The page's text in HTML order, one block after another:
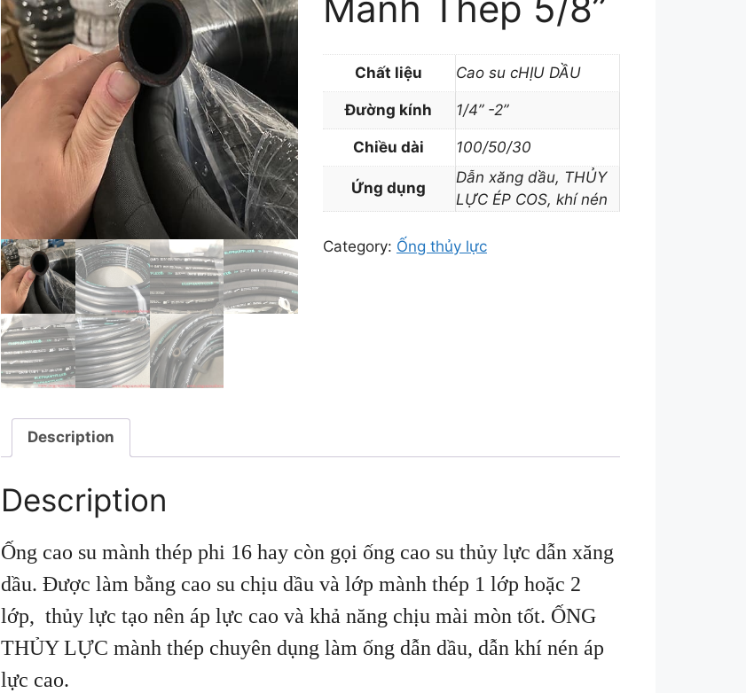
Chất liệu Cao su cHỊU DẦU
Đường kính 1/4” -2”
Chiều dài 100/50/30
Ứng dụng
Dẫn xăng dầu, THỦY
LỰC ÉP COS, khí nén
Category: Ống thủy lực
Description
Description
Ống cao su mành thép phi 16 hay còn gọi ống cao su thủy lực dẫn xăng
dầu. Được làm bằng cao su chịu dầu và lớp mành thép 1 lớp hoặc 2
lớp, thủy lực tạo nên áp lực cao và khả năng chịu mài mòn tốt. ỐNG
THỦY LỰC mành thép chuyên dụng làm ống dẫn dầu, dẫn khí nén áp
lực cao.